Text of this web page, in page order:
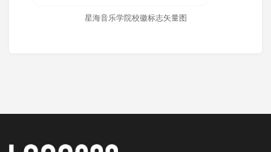
星海音乐学院校徽标志矢量图